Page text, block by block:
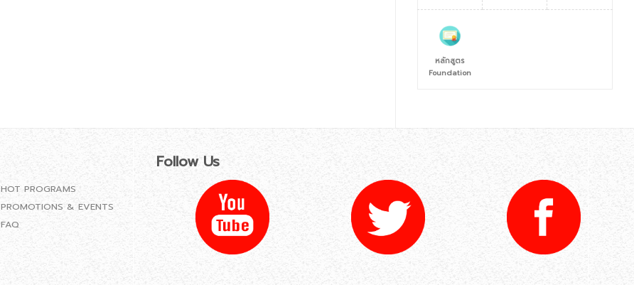
หลักสูตร
Foundation
Follow Us
HOT PROGRAMS
PROMOTIONS & EVENTS
FAQ